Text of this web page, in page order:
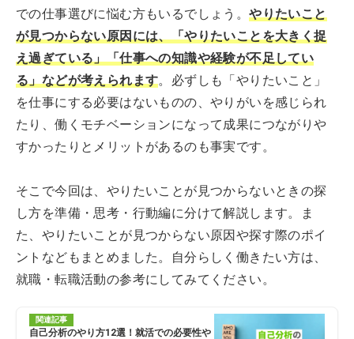
での仕事選びに悩む方もいるでしょう。やりたいこと
が見つからない原因には、「やりたいことを大きく捉
え過ぎている」「仕事への知識や経験が不足してい
る」などが考えられます。必ずしも「やりたいこと」
を仕事にする必要はないものの、やりがいを感じられ
たり、働くモチベーションになって成果につながりや
すかったりとメリットがあるのも事実です。
そこで今回は、やりたいことが見つからないときの探
し方を準備・思考・行動編に分けて解説します。ま
た、やりたいことが見つからない原因や探す際のポイ
ントなどもまとめました。自分らしく働きたい方は、
就職・転職活動の参考にしてみてください。
関連記事
自己分析のやり方12選！就活での必要性や